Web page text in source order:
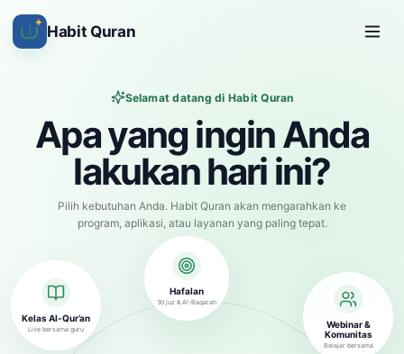
✦ Habit Quran
Selamat datang di Habit Quran
Apa yang ingin Anda
lakukan hari ini?
Pilih kebutuhan Anda. Habit Quran akan mengarahkan ke
program, aplikasi, atau layanan yang paling tepat.
Kelas Al-Qur’an
Live bersama guru
Hafalan
30 juz & Al-Baqarah
Webinar &
Komunitas
Belajar bersama